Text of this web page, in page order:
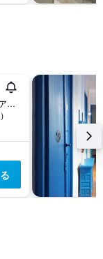
Calle Osio, 6, コルドバ, アンダルシア州, スペイン